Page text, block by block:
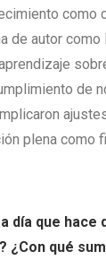
como
de autor como
de
plena como
a día que
¿Con qué